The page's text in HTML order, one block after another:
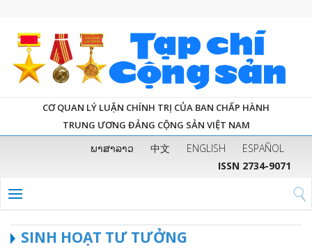
CƠ QUAN LÝ LUẬN CHÍNH TRỊ CỦA BAN CHẤP HÀNH
TRUNG ƯƠNG ĐẢNG CỘNG SẢN VIỆT NAM
ພາສາລາວ 中文 ENGLISH
ESPAÑOL
ISSN 2734-9071
SINH HOẠT TƯ TƯỞNG